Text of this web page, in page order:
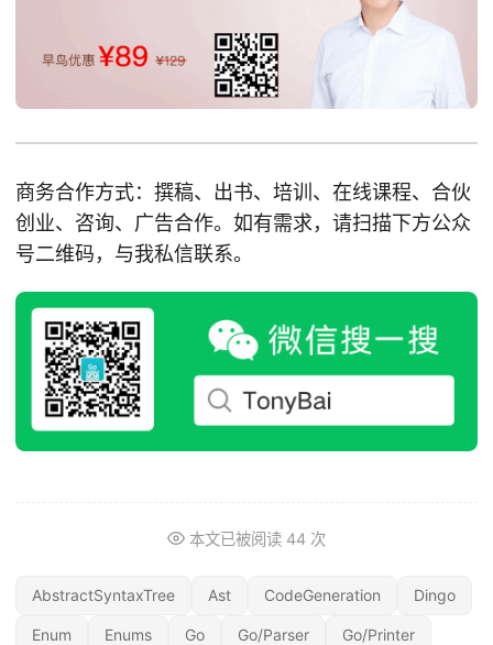
商务合作方式：撰稿、出书、培训、在线课程、合伙
创业、咨询、广告合作。如有需求，请扫描下方公众
号二维码，与我私信联系。
本文已被阅读 44 次
AbstractSyntaxTree Ast CodeGeneration Dingo
Enum Enums Go Go/Parser Go/Printer